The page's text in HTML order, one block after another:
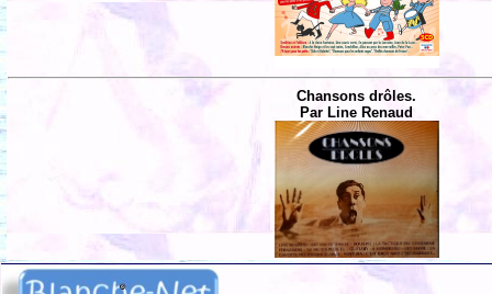
Chansons drôles.
Par Line Renaud